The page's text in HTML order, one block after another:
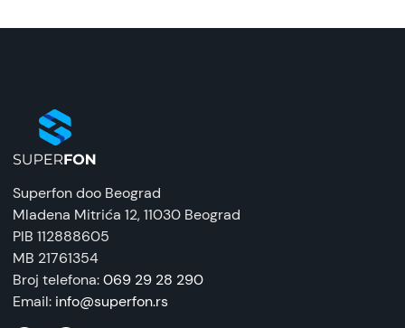
Naziv i vrsta robe:
Velteh
EAN:
6959072767394
Zemlja porekla:
Kina
Prava potrošača:
Zagarantovana sva prava kupaca po osnovu
Superfon doo Beograd
Mladena Mitrića 12, 11030 Beograd
PIB 112888605
MB 21761354
Broj telefona:069 29 28 290
Email: info@superfon.rs